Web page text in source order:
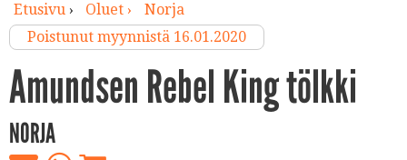
Etusivu› Oluet ›
Norja
Poistunut myynnistä 16.01.2020
Amundsen Rebel King tölkki
NORJA